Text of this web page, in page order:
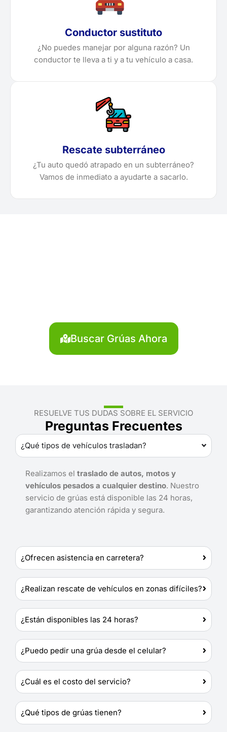
Conductor sustituto
¿No puedes manejar por alguna razón? Un
conductor te lleva a ti y a tu vehículo a casa.
Rescate subterráneo
¿Tu auto quedó atrapado en un subterráneo?
Vamos de inmediato a ayudarte a sacarlo.
Buscar Grúas Ahora
RESUELVE TUS DUDAS SOBRE EL SERVICIO
Preguntas Frecuentes
¿Qué tipos de vehículos trasladan?
Realizamos el traslado de autos, motos y
vehículos pesados a cualquier destino. Nuestro
servicio de grúas está disponible las 24 horas,
garantizando atención rápida y segura.
¿Ofrecen asistencia en carretera?
¿Realizan rescate de vehículos en zonas difíciles?
¿Están disponibles las 24 horas?
¿Puedo pedir una grúa desde el celular?
¿Cuál es el costo del servicio?
¿Qué tipos de grúas tienen?